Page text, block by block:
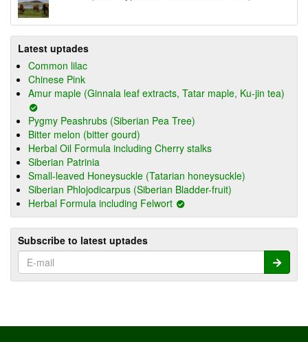
Latest uptades
Common lilac
Chinese Pink
Amur maple (Ginnala leaf extracts, Tatar maple, Ku-jin tea)
Pygmy Peashrubs (Siberian Pea Tree)
Bitter melon (bitter gourd)
Herbal Oil Formula including Cherry stalks
Siberian Patrinia
Small-leaved Honeysuckle (Tatarian honeysuckle)
Siberian Phlojodicarpus (Siberian Bladder-fruit)
Herbal Formula including Felwort
Subscribe to latest uptades